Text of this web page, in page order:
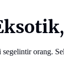
orang.